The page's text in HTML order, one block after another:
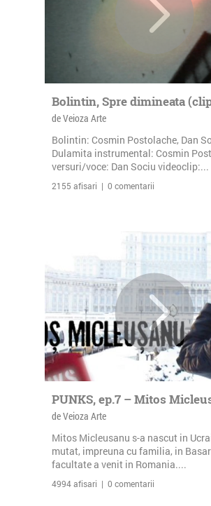
Bolintin, Spre dimineata
de Veioza Arte
Bolintin: Cosmin Postolache, Dan
Dulamita instrumental: Cosmin
versuri/voce: Dan Sociu videoclip:...
2155 afisari | 0 comentarii
PUNKS, ep.7 – Mitos
de Veioza Arte
Mitos Micleusanu s-a nascut in
mutat, impreuna cu familia, in
facultate a venit in Romania....
4994 afisari | 0 comentarii